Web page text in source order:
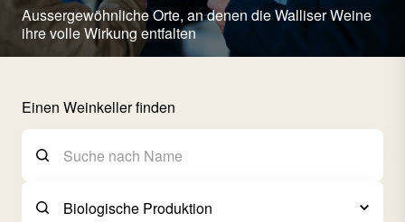
Aussergewöhnliche Orte, an denen die Walliser Weine
ihre volle Wirkung entfalten
Einen Weinkeller finden